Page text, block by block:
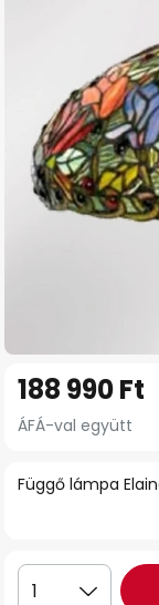
képgaléria
Függő lámpa
188 990 Ft
ÁFÁ-val együtt
1